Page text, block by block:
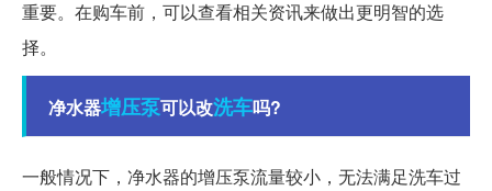
重要。在购车前，可以查看相关资讯来做出更明智的选
择。
净水器增压泵可以改洗车吗?
一般情况下，净水器的增压泵流量较小，无法满足洗车过